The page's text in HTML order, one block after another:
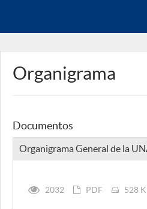
Organigrama
Documentos
Organigrama General de la
2032 PDF 528